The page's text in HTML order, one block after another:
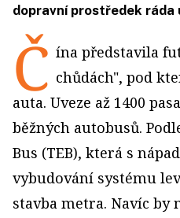
dopravní prostředek ráda
Č ína představila
chůdách", pod
auta. Uveze až 1400
běžných autobusů.
Bus (TEB), která s
vybudování systému
stavba metra. Navíc